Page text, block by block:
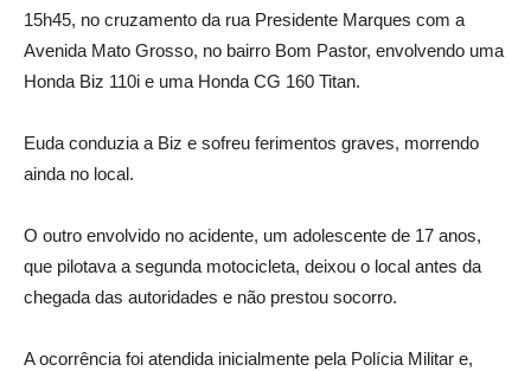
15h45, no cruzamento da rua Presidente Marques com a
Avenida Mato Grosso, no bairro Bom Pastor, envolvendo uma
Honda Biz 110i e uma Honda CG 160 Titan.
Euda conduzia a Biz e sofreu ferimentos graves, morrendo
ainda no local.
O outro envolvido no acidente, um adolescente de 17 anos,
que pilotava a segunda motocicleta, deixou o local antes da
chegada das autoridades e não prestou socorro.
A ocorrência foi atendida inicialmente pela Polícia Militar e,